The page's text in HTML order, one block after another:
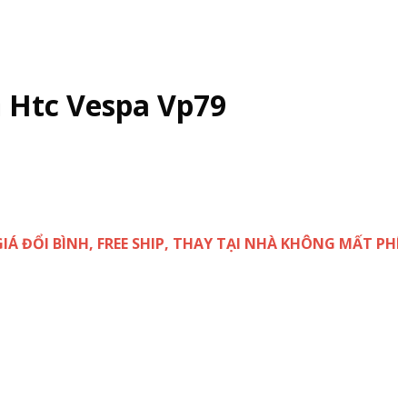
Vespa Vp79
ĐỔI BÌNH, FREE SHIP, THAY TẠI NHÀ KHÔNG MẤT